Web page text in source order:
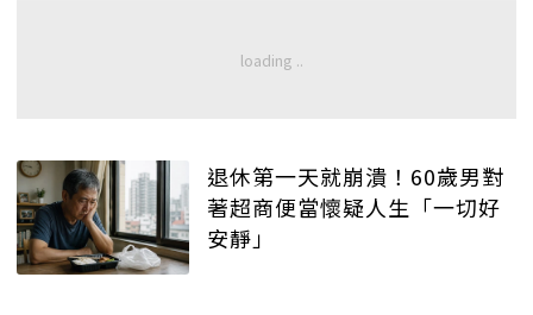
退休第一天就崩潰！60歲男對
著超商便當懷疑人生「一切好
安靜」